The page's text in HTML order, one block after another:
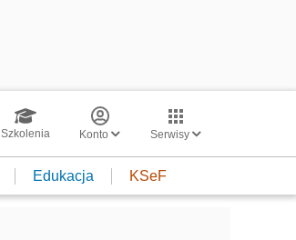
Szkolenia Konto Serwisy
Edukacja KSeF